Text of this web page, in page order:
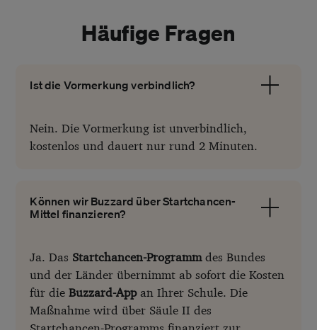
Häufige Fragen
Ist die Vormerkung verbindlich?
Nein. Die Vormerkung ist unverbindlich,
kostenlos und dauert nur rund 2 Minuten.
Können wir Buzzard über Startchancen-
Mittel finanzieren?
Ja. Das Startchancen-Programmdes Bundes
und der Länder übernimmt ab sofort die Kosten
für dieBuzzard-Appan Ihrer Schule. Die
Maßnahme wird über Säule II des